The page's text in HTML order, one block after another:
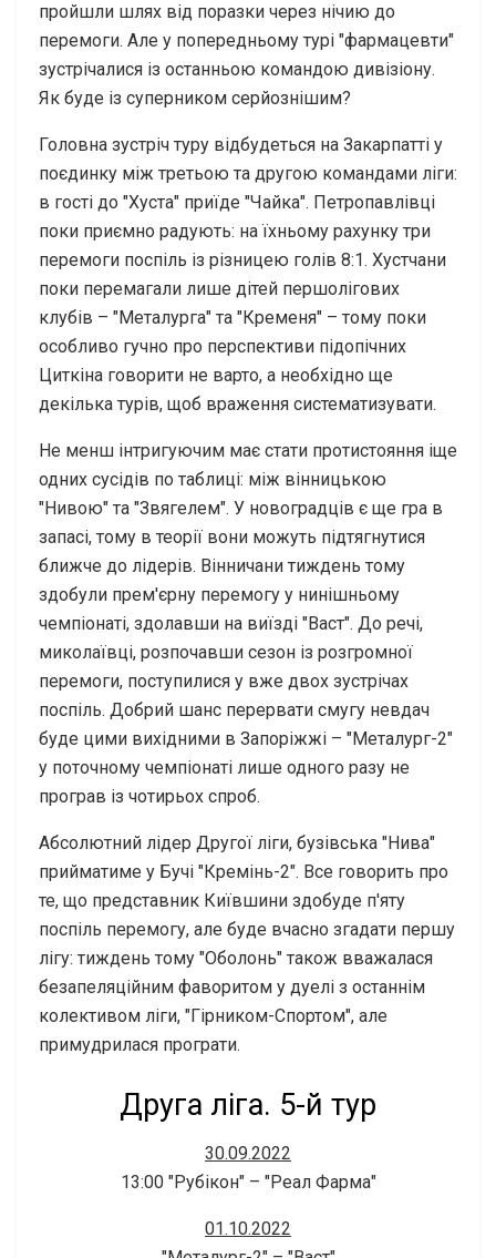
пройшли шлях від поразки через нічию до
перемоги. Але у попередньому турі "фармацевти"
зустрічалися із останньою командою дивізіону.
Як буде із суперником серйознішим?
Головна зустріч туру відбудеться на Закарпатті у
поєдинку між третьою та другою командами ліги:
в гості до "Хуста" приїде "Чайка". Петропавлівці
поки приємно радують: на їхньому рахунку три
перемоги поспіль із різницею голів 8:1. Хустчани
поки перемагали лише дітей першолігових
клубів – "Металурга" та "Кременя" – тому поки
особливо гучно про перспективи підопічних
Циткіна говорити не варто, а необхідно ще
декілька турів, щоб враження систематизувати.
Не менш інтригуючим має стати протистояння іще
одних сусідів по таблиці: між вінницькою
"Нивою" та "Звягелем". У новоградців є ще гра в
запасі, тому в теорії вони можуть підтягнутися
ближче до лідерів. Вінничани тиждень тому
здобули прем'єрну перемогу у нинішньому
чемпіонаті, здолавши на виїзді "Васт". До речі,
миколаївці, розпочавши сезон із розгромної
перемоги, поступилися у вже двох зустрічах
поспіль. Добрий шанс перервати смугу невдач
буде цими вихідними в Запоріжжі – "Металург-2"
у поточному чемпіонаті лише одного разу не
програв із чотирьох спроб.
Абсолютний лідер Другої ліги, бузівська "Нива"
прийматиме у Бучі "Кремінь-2". Все говорить про
те, що представник Київшини здобуде п'яту
поспіль перемогу, але буде вчасно згадати першу
лігу: тиждень тому "Оболонь" також вважалася
безапеляційним фаворитом у дуелі з останнім
колективом ліги, "Гірником-Спортом", але
примудрилася програти.
Друга ліга. 5-й тур
30.09.2022
13:00 "Рубікон" – "Реал Фарма"
01.10.2022